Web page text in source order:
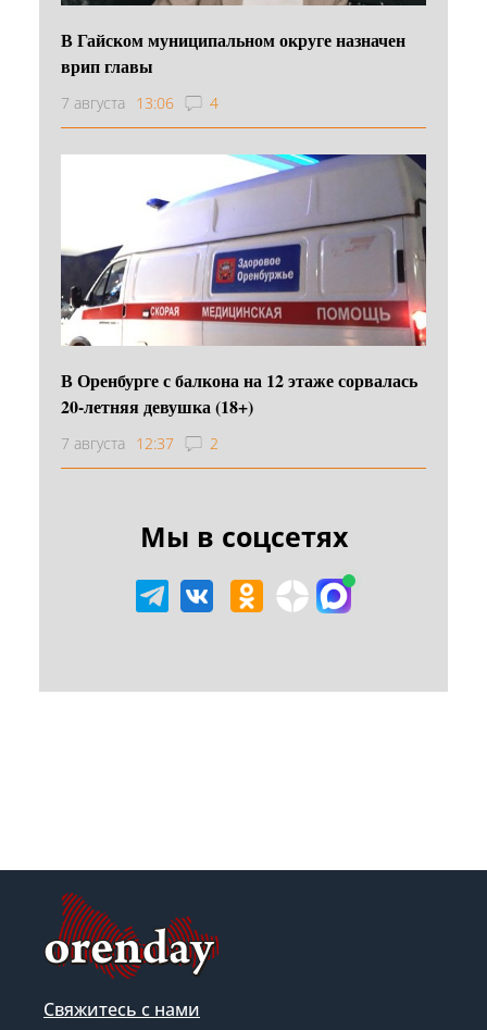
В Гайском муниципальном округе назначен
врип главы
7 августа 13:06 4
В Оренбурге с балкона на 12 этаже сорвалась
20-летняя девушка (18+)
7 августа 12:37 2
Мы в соцсетях
Свяжитесь с нами